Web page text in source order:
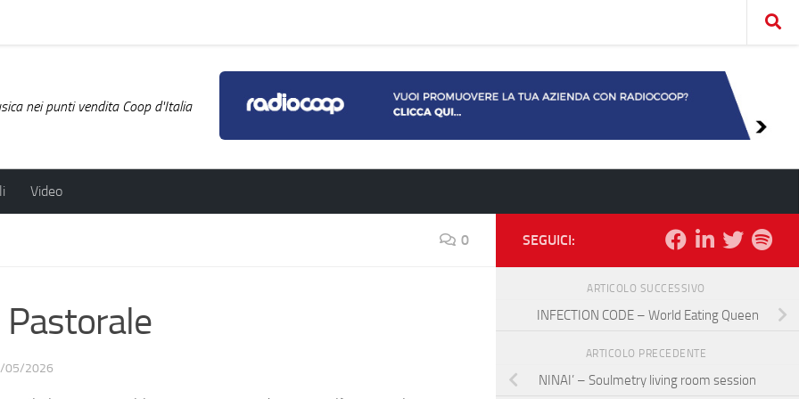
nei punti vendita Coop d'Italia
Video
0
Pastorale
05/2026
SEGUICI:
ARTICOLO SUCCESSIVO
INFECTION CODE – World Eating Queen
ARTICOLO PRECEDENTE
NINAI’ – Soulmetry living room session